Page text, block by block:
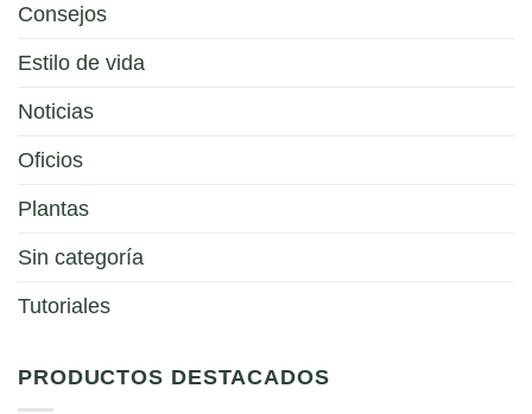
Consejos
Estilo de vida
Noticias
Oficios
Plantas
Sin categoría
Tutoriales
PRODUCTOS DESTACADOS